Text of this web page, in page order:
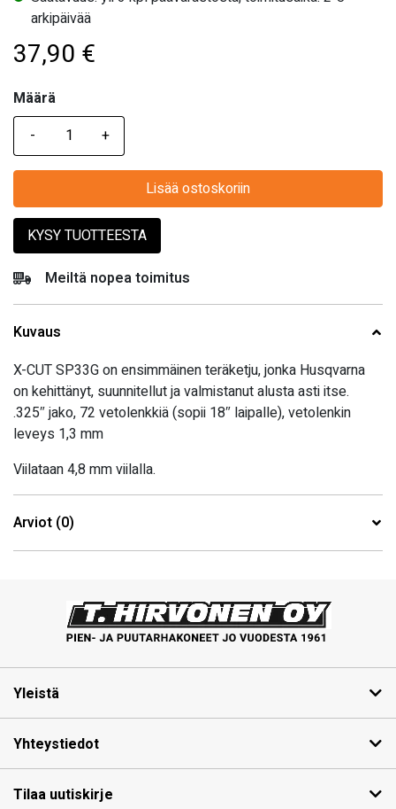
arkipäivää
37,90 €
Määrä
Määrä
Lisää ostoskoriin
KYSY TUOTTEESTA
Meiltä nopea toimitus
Kuvaus
X-CUT SP33G on ensimmäinen teräketju, jonka Husqvarna
on kehittänyt, suunnitellut ja valmistanut alusta asti itse.
.325″ jako, 72 vetolenkkiä (sopii 18″ laipalle), vetolenkin
leveys 1,3 mm
Viilataan 4,8 mm viilalla.
Arviot (0)
Yleistä
Yhteystiedot
Tilaa uutiskirje